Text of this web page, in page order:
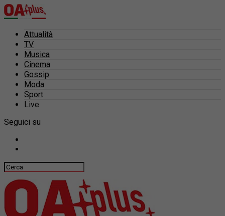
Attualità
TV
Musica
Cinema
Gossip
Moda
Sport
Live
Seguici su